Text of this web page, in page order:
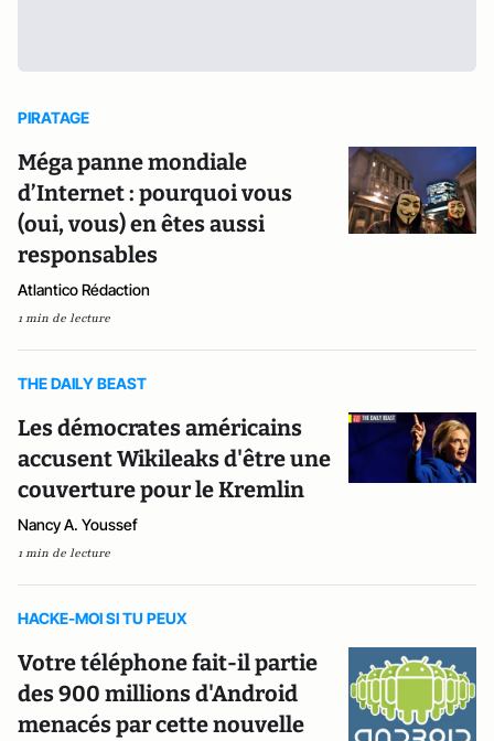
PIRATAGE
Méga panne mondiale
d’Internet : pourquoi vous
(oui, vous) en êtes aussi
responsables
Atlantico Rédaction
1 min de lecture
THE DAILY BEAST
Les démocrates américains
accusent Wikileaks d'être une
couverture pour le Kremlin
Nancy A. Youssef
1 min de lecture
HACKE-MOI SI TU PEUX
Votre téléphone fait-il partie
des 900 millions d'Android
menacés par cette nouvelle